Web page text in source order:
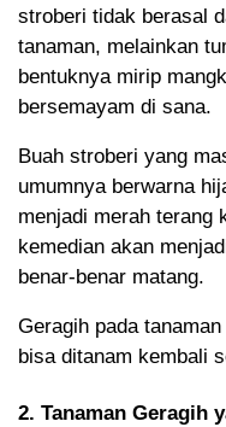
stroberi tidak berasal
tanaman, melainkan
bentuknya mirip
bersemayam di sana.
Buah stroberi yang
umumnya berwarna
menjadi merah terang
kemedian akan
benar-benar matang.
Geragih pada
bisa ditanam kembali
2. Tanaman Geragih